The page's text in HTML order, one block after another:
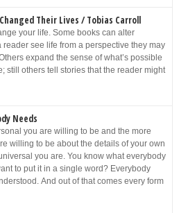
Their Lives / Tobias Carroll
your life. Some books can alter
see life from a perspective they may
expand the sense of what’s possible
still others tell stories that the reader might
Needs
you are willing to be and the more
willing to be about the details of your own
you are. You know what everybody
to put it in a single word? Everybody
And out of that comes every form